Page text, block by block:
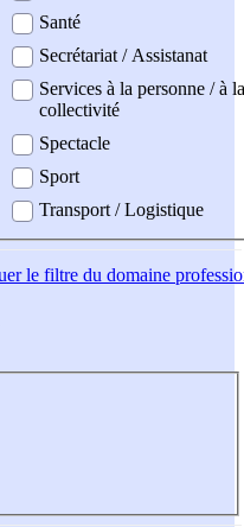
Santé
Secrétariat / Assistanat
Services à la personne / à la
collectivité
Spectacle
Sport
Transport / Logistique
le filtre du domaine